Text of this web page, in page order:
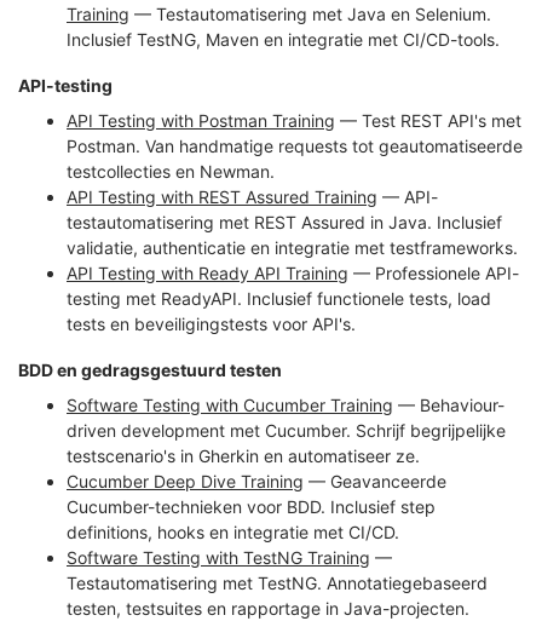
Training — Testautomatisering met Java en Selenium.
Inclusief TestNG, Maven en integratie met CI/CD-tools.
API-testing
API Testing with Postman Training — Test REST API's met
Postman. Van handmatige requests tot geautomatiseerde
testcollecties en Newman.
API Testing with REST Assured Training — API-
testautomatisering met REST Assured in Java. Inclusief
validatie, authenticatie en integratie met testframeworks.
API Testing with Ready API Training — Professionele API-
testing met ReadyAPI. Inclusief functionele tests, load
tests en beveiligingstests voor API's.
BDD en gedragsgestuurd testen
Software Testing with Cucumber Training — Behaviour-
driven development met Cucumber. Schrijf begrijpelijke
testscenario's in Gherkin en automatiseer ze.
Cucumber Deep Dive Training — Geavanceerde
Cucumber-technieken voor BDD. Inclusief step
definitions, hooks en integratie met CI/CD.
Software Testing with TestNG Training —
Testautomatisering met TestNG. Annotatiegebaseerd
testen, testsuites en rapportage in Java-projecten.